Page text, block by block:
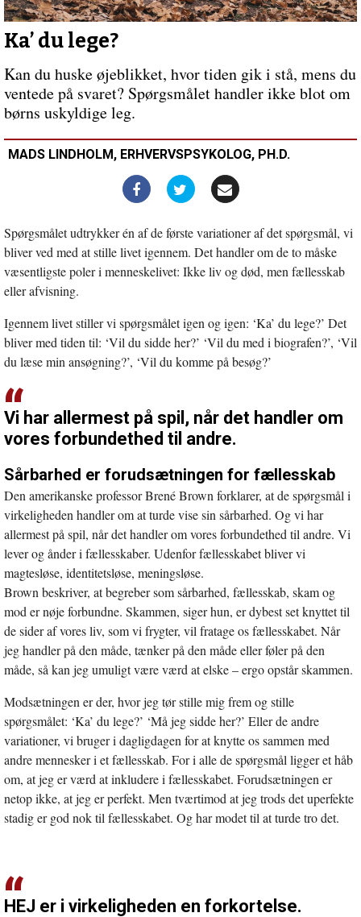
mere
til
os?
Forrige
indlæg:
Nye
præster
og
nye
Ka’ du lege?
Kan du huske øjeblikket, hvor tiden gik i stå, mens du
ventede på svaret? Spørgsmålet handler ikke blot om
børns uskyldige leg.
MADS LINDHOLM, ERHVERVSPSYKOLOG, PH.D.
Spørgsmålet udtrykker én af de første variationer af det spørgsmål, vi
bliver ved med at stille livet igennem. Det handler om de to måske
væsentligste poler i menneskelivet: Ikke liv og død, men fællesskab
eller afvisning.
Igennem livet stiller vi spørgsmålet igen og igen: ‘Ka’ du lege?’ Det
bliver med tiden til: ‘Vil du sidde her?’ ‘Vil du med i biografen?’, ‘Vil
du læse min ansøgning?’, ‘Vil du komme på besøg?’
Vi har allermest på spil, når det handler om
vores forbundethed til andre.
Sårbarhed er forudsætningen for fællesskab
Den amerikanske professor Brené Brown forklarer, at de spørgsmål i
virkeligheden handler om at turde vise sin sårbarhed. Og vi har
allermest på spil, når det handler om vores forbundethed til andre. Vi
lever og ånder i fællesskaber. Udenfor fællesskabet bliver vi
magtesløse, identitetsløse, meningsløse.
Brown beskriver, at begreber som sårbarhed, fællesskab, skam og
mod er nøje forbundne. Skammen, siger hun, er dybest set knyttet til
de sider af vores liv, som vi frygter, vil fratage os fællesskabet. Når
jeg handler på den måde, tænker på den måde eller føler på den
måde, så kan jeg umuligt være værd at elske – ergo opstår skammen.
Modsætningen er der, hvor jeg tør stille mig frem og stille
spørgsmålet: ‘Ka’ du lege?’ ‘Må jeg sidde her?’ Eller de andre
variationer, vi bruger i dagligdagen for at knytte os sammen med
andre mennesker i et fællesskab. For i alle de spørgsmål ligger et håb
om, at jeg er værd at inkludere i fællesskabet. Forudsætningen er
netop ikke, at jeg er perfekt. Men tværtimod at jeg trods det uperfekte
stadig er god nok til fællesskabet. Og har modet til at turde tro det.
HEJ er i virkeligheden en forkortelse.